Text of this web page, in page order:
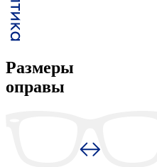
Размеры
оправы